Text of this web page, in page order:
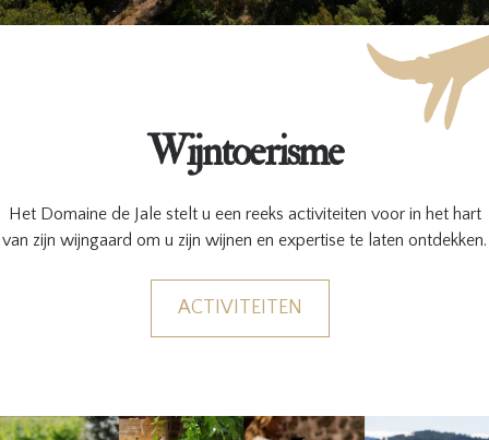
Wijntoerisme
Het Domaine de Jale stelt u een reeks activiteiten voor in het hart
van zijn wijngaard om u zijn wijnen en expertise te laten ontdekken.
ACTIVITEITEN